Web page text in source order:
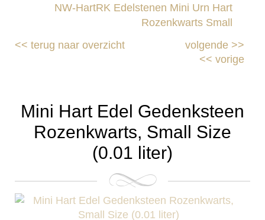
NW-HartRK Edelstenen Mini Urn Hart
Rozenkwarts Small
<<terug naar overzicht volgende>>
<< vorige
Mini Hart Edel Gedenksteen
Rozenkwarts, Small Size
(0.01 liter)